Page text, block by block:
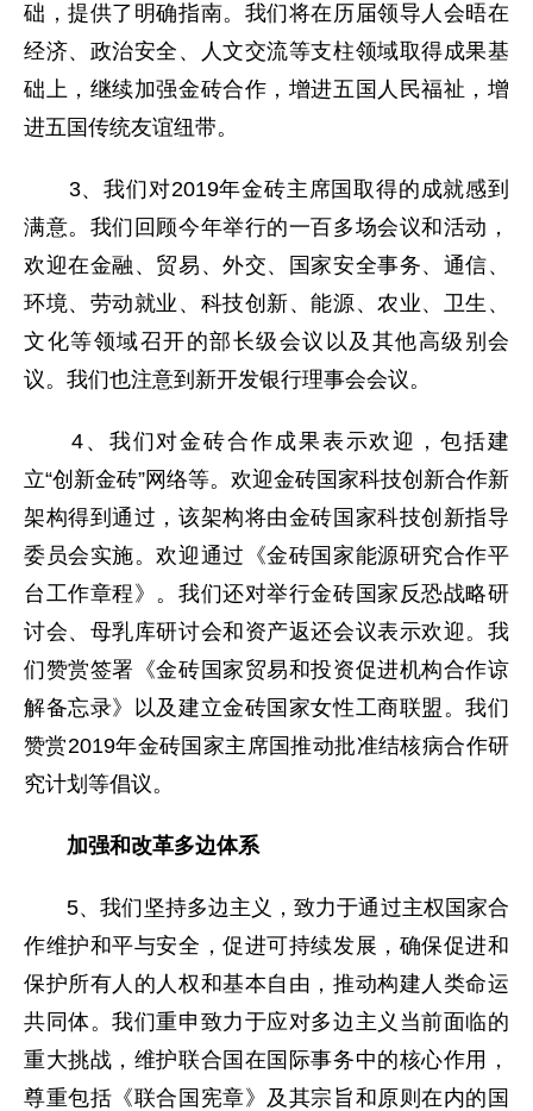
础，提供了明确指南。我们将在历届领导人会晤在
经济、政治安全、人文交流等支柱领域取得成果基
础上，继续加强金砖合作，增进五国人民福祉，增
进五国传统友谊纽带。
3、我们对2019年金砖主席国取得的成就感到
满意。我们回顾今年举行的一百多场会议和活动，
欢迎在金融、贸易、外交、国家安全事务、通信、
环境、劳动就业、科技创新、能源、农业、卫生、
文化等领域召开的部长级会议以及其他高级别会
议。我们也注意到新开发银行理事会会议。
4、我们对金砖合作成果表示欢迎，包括建
立“创新金砖”网络等。欢迎金砖国家科技创新合作新
架构得到通过，该架构将由金砖国家科技创新指导
委员会实施。欢迎通过《金砖国家能源研究合作平
台工作章程》。我们还对举行金砖国家反恐战略研
讨会、母乳库研讨会和资产返还会议表示欢迎。我
们赞赏签署《金砖国家贸易和投资促进机构合作谅
解备忘录》以及建立金砖国家女性工商联盟。我们
赞赏2019年金砖国家主席国推动批准结核病合作研
究计划等倡议。
加强和改革多边体系
5、我们坚持多边主义，致力于通过主权国家合
作维护和平与安全，促进可持续发展，确保促进和
保护所有人的人权和基本自由，推动构建人类命运
共同体。我们重申致力于应对多边主义当前面临的
重大挑战，维护联合国在国际事务中的核心作用，
尊重包括《联合国宪章》及其宗旨和原则在内的国